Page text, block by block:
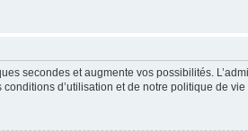
secondes et augmente vos possibilités.
d’utilisation et de notre politique de